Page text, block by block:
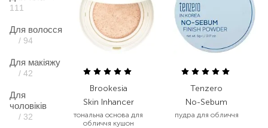
111
Для волосся
/ 94
Для макіяжу
/ 42
Для
чоловіків
/ 32
Brookesia
Skin Inhancer
тональна основа для
обличчя кушон
Tenzero
No-Sebum
пудра для обличчя